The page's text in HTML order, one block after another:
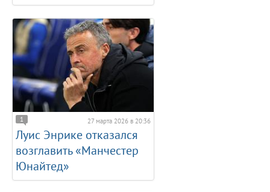
1 27 марта 2026 в 20:36
Луис Энрике отказался
возглавить «Манчестер
Юнайтед»